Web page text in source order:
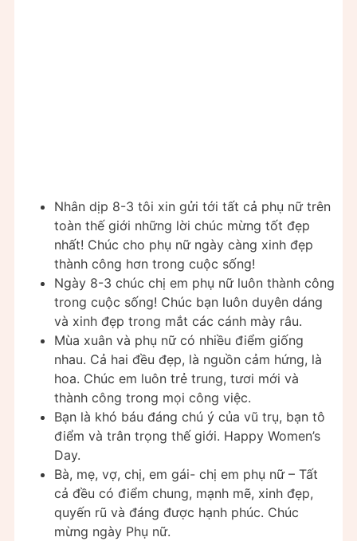
Nhân dịp 8-3 tôi xin gửi tới tất cả phụ nữ trên
toàn thế giới những lời chúc mừng tốt đẹp
nhất! Chúc cho phụ nữ ngày càng xinh đẹp
thành công hơn trong cuộc sống!
Ngày 8-3 chúc chị em phụ nữ luôn thành công
trong cuộc sống! Chúc bạn luôn duyên dáng
và xinh đẹp trong mắt các cánh mày râu.
Mùa xuân và phụ nữ có nhiều điểm giống
nhau. Cả hai đều đẹp, là nguồn cảm hứng, là
hoa. Chúc em luôn trẻ trung, tươi mới và
thành công trong mọi công việc.
Bạn là khó báu đáng chú ý của vũ trụ, bạn tô
điểm và trân trọng thế giới. Happy Women’s
Day.
Bà, mẹ, vợ, chị, em gái- chị em phụ nữ – Tất
cả đều có điểm chung, mạnh mẽ, xinh đẹp,
quyến rũ và đáng được hạnh phúc. Chúc
mừng ngày Phụ nữ.